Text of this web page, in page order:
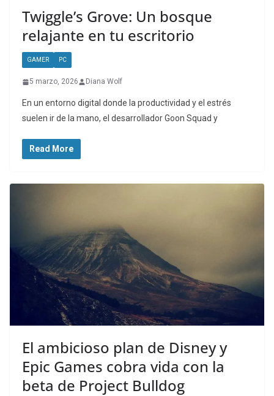
Twiggle’s Grove: Un bosque
relajante en tu escritorio
GAMER PC
5 marzo, 2026 Diana Wolf
En un entorno digital donde la productividad y el estrés
suelen ir de la mano, el desarrollador Goon Squad y
Read More
El ambicioso plan de Disney y
Epic Games cobra vida con la
beta de Project Bulldog